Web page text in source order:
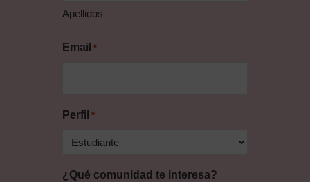
Apellidos
Email *
Perfil *
¿Qué comunidad te interesa?